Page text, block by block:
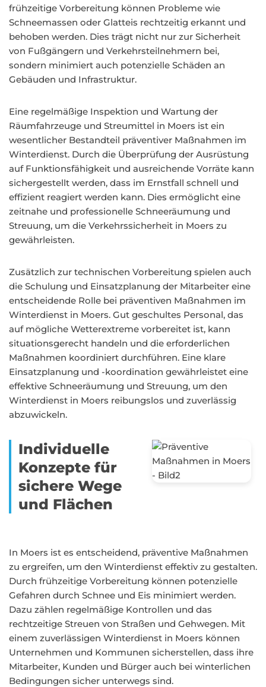
frühzeitige Vorbereitung können Probleme wie
Schneemassen oder Glatteis rechtzeitig erkannt und
behoben werden. Dies trägt nicht nur zur Sicherheit
von Fußgängern und Verkehrsteilnehmern bei,
sondern minimiert auch potenzielle Schäden an
Gebäuden und Infrastruktur.
Eine regelmäßige Inspektion und Wartung der
Räumfahrzeuge und Streumittel in Moers ist ein
wesentlicher Bestandteil präventiver Maßnahmen im
Winterdienst. Durch die Überprüfung der Ausrüstung
auf Funktionsfähigkeit und ausreichende Vorräte kann
sichergestellt werden, dass im Ernstfall schnell und
effizient reagiert werden kann. Dies ermöglicht eine
zeitnahe und professionelle Schneeräumung und
Streuung, um die Verkehrssicherheit in Moers zu
gewährleisten.
Zusätzlich zur technischen Vorbereitung spielen auch
die Schulung und Einsatzplanung der Mitarbeiter eine
entscheidende Rolle bei präventiven Maßnahmen im
Winterdienst in Moers. Gut geschultes Personal, das
auf mögliche Wetterextreme vorbereitet ist, kann
situationsgerecht handeln und die erforderlichen
Maßnahmen koordiniert durchführen. Eine klare
Einsatzplanung und -koordination gewährleistet eine
effektive Schneeräumung und Streuung, um den
Winterdienst in Moers reibungslos und zuverlässig
abzuwickeln.
Individuelle
Konzepte für
sichere Wege
und Flächen
In Moers ist es entscheidend, präventive Maßnahmen
zu ergreifen, um den Winterdienst effektiv zu gestalten.
Durch frühzeitige Vorbereitung können potenzielle
Gefahren durch Schnee und Eis minimiert werden.
Dazu zählen regelmäßige Kontrollen und das
rechtzeitige Streuen von Straßen und Gehwegen. Mit
einem zuverlässigen Winterdienst in Moers können
Unternehmen und Kommunen sicherstellen, dass ihre
Mitarbeiter, Kunden und Bürger auch bei winterlichen
Bedingungen sicher unterwegs sind.